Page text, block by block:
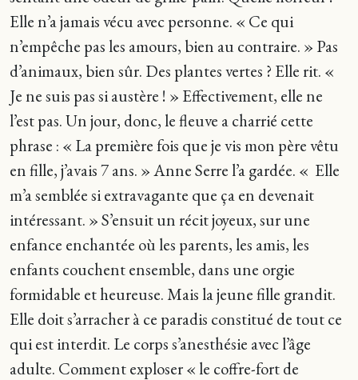
Elle n’a jamais vécu avec personne. « Ce qui
n’empêche pas les amours, bien au contraire. » Pas
d’animaux, bien sûr. Des plantes vertes ? Elle rit. «
Je ne suis pas si austère ! » Effectivement, elle ne
l’est pas. Un jour, donc, le fleuve a charrié cette
phrase : « La première fois que je vis mon père vêtu
en fille, j’avais 7 ans. » Anne Serre l’a gardée. « Elle
m’a semblée si extravagante que ça en devenait
intéressant. » S’ensuit un récit joyeux, sur une
enfance enchantée où les parents, les amis, les
enfants couchent ensemble, dans une orgie
formidable et heureuse. Mais la jeune fille grandit.
Elle doit s’arracher à ce paradis constitué de tout ce
qui est interdit. Le corps s’anesthésie avec l’âge
adulte. Comment exploser « le coffre-fort de